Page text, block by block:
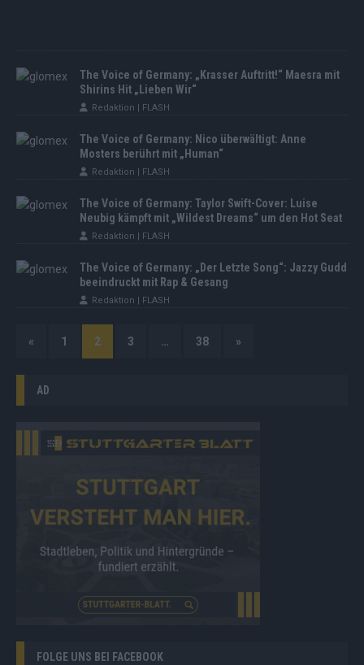
The Voice of Germany: „Krasser Auftritt!“ Maesra mit
Shirins Hit „Lieben Wir“
Redaktion | FLASH
The Voice of Germany: Nico überwältigt: Anne
Mosters berührt mit „Human“
Redaktion | FLASH
The Voice of Germany: Taylor Swift-Cover: Luise
Neubig kämpft mit „Wildest Dreams“ um den Hot Seat
Redaktion | FLASH
The Voice of Germany: „Der Letzte Song“: Jazzy Gudd
beeindruckt mit Rap & Gesang
Redaktion | FLASH
« 1 2 3 … 38 »
AD
FOLGE UNS BEI FACEBOOK